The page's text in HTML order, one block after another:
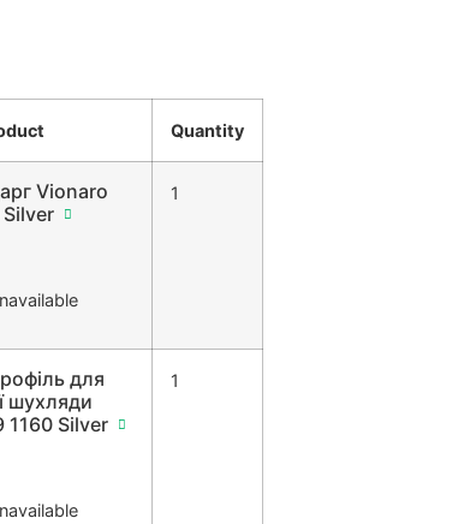
Quantity
Vionaro
1
для
шухляди
1160 Silver
1